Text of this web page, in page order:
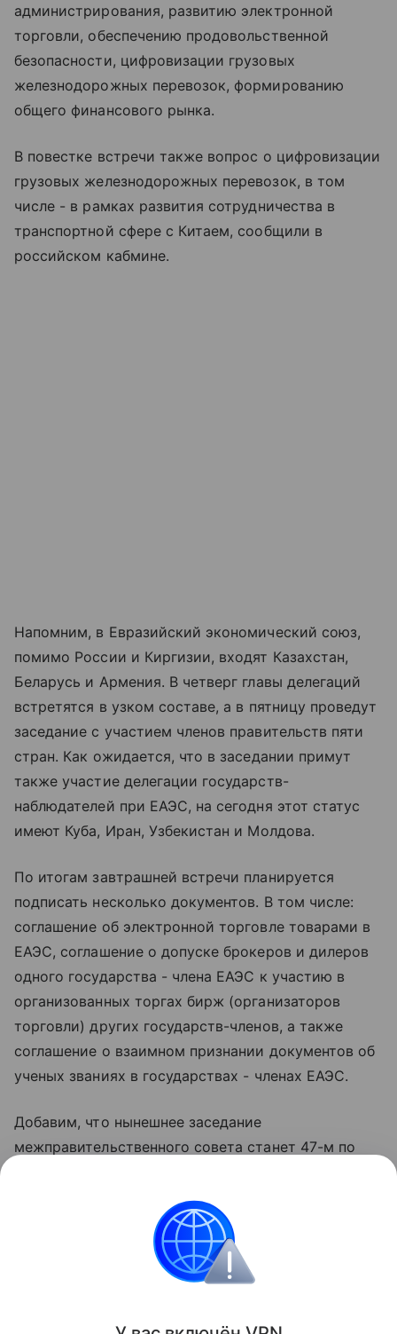
администрирования, развитию электронной
торговли, обеспечению продовольственной
безопасности, цифровизации грузовых
железнодорожных перевозок, формированию
общего финансового рынка.
В повестке встречи также вопрос о цифровизации
грузовых железнодорожных перевозок, в том
числе - в рамках развития сотрудничества в
транспортной сфере с Китаем, сообщили в
российском кабмине.
Напомним, в Евразийский экономический союз,
помимо России и Киргизии, входят Казахстан,
Беларусь и Армения. В четверг главы делегаций
встретятся в узком составе, а в пятницу проведут
заседание с участием членов правительств пяти
стран. Как ожидается, что в заседании примут
также участие делегации государств-
наблюдателей при ЕАЭС, на сегодня этот статус
имеют Куба, Иран, Узбекистан и Молдова.
По итогам завтрашней встречи планируется
подписать несколько документов. В том числе:
соглашение об электронной торговле товарами в
ЕАЭС, соглашение о допуске брокеров и дилеров
одного государства - члена ЕАЭС к участию в
организованных торгах бирж (организаторов
торговли) других государств-членов, а также
соглашение о взаимном признании документов об
ученых званиях в государствах - членах ЕАЭС.
Добавим, что нынешнее заседание
межправительственного совета станет 47-м по
экономического союза 1 января 2015 года и
вторым в текущем году. Предыдущее заседание
состоялось 26-27 марта 2026 года в
казахстанском Шымкенте.
Поделиться